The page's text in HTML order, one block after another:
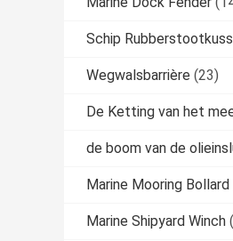
Schip
Wegwalsbarrière (23)
De Ketting van het
de boom van de
Marine Mooring Bollard
Marine Shipyard Winch